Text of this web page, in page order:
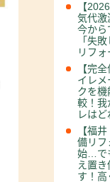
【
気代激
今から
「失
リフ
【完
イレメ
クを機
較！我
レはど
【福
備リフ
始…で
え置き
す！高